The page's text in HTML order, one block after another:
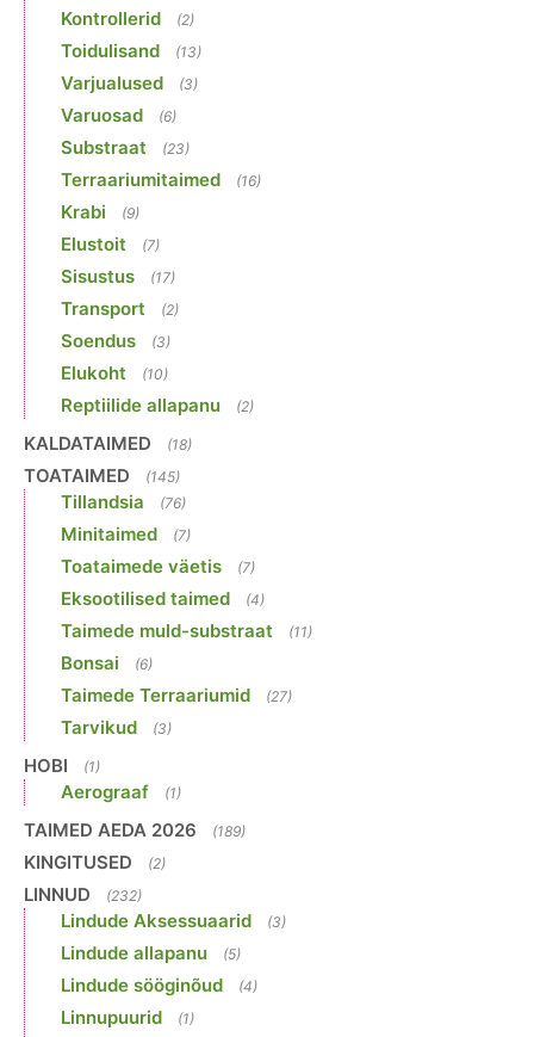
Kontrollerid (2)
Toidulisand (13)
Varjualused (3)
Varuosad (6)
Substraat (23)
Terraariumitaimed (16)
Krabi (9)
Elustoit (7)
Sisustus (17)
Transport (2)
Soendus (3)
Elukoht (10)
Reptiilide allapanu (2)
KALDATAIMED (18)
TOATAIMED (145)
Tillandsia (76)
Minitaimed (7)
Toataimede väetis (7)
Eksootilised taimed (4)
Taimede muld-substraat (11)
Bonsai (6)
Taimede Terraariumid (27)
Tarvikud (3)
HOBI (1)
Aerograaf (1)
TAIMED AEDA 2026 (189)
KINGITUSED (2)
LINNUD (232)
Lindude Aksessuaarid (3)
Lindude allapanu (5)
Lindude sööginõud (4)
Linnupuurid (1)